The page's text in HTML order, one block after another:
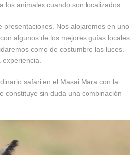
los animales cuando son localizados.
presentaciones. Nos alojaremos en uno
algunos de los mejores guías locales
como de costumbre las luces,
safari en el Masai Mara con la
constituye sin duda una combinación